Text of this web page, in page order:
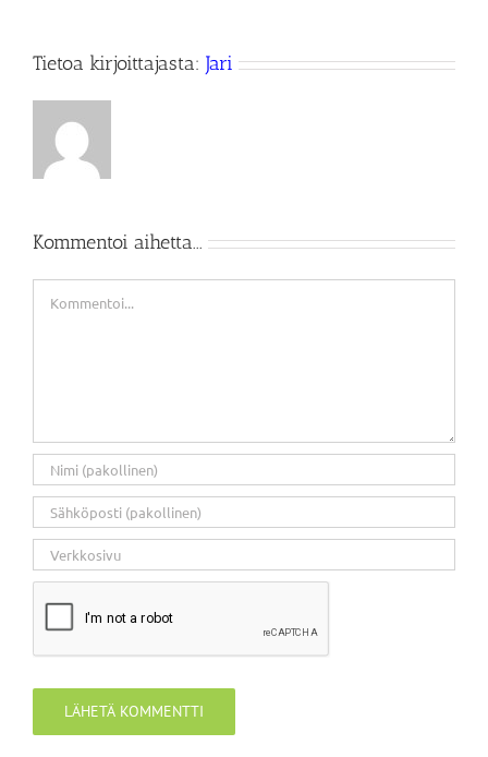
Tietoa kirjoittajasta: Jari
Kommentoi aihetta...